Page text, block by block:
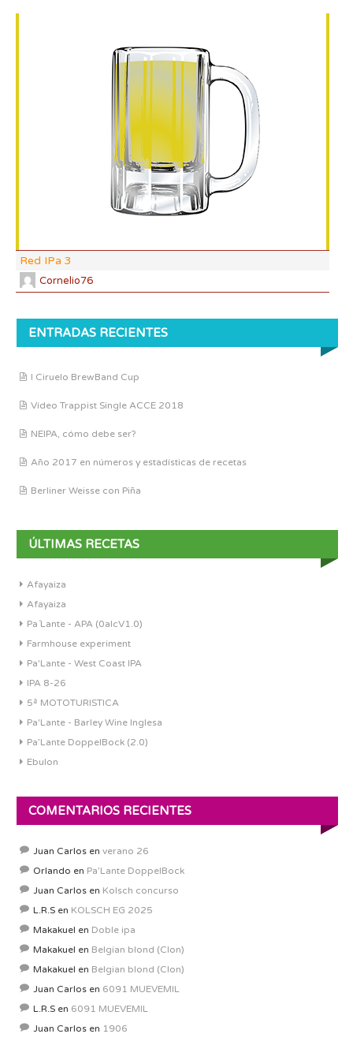
Red IPa 3
Cornelio76
ENTRADAS RECIENTES
I Ciruelo BrewBand Cup
Vídeo Trappist Single ACCE 2018
NEIPA, cómo debe ser?
Año 2017 en números y estadísticas de recetas
Berliner Weisse con Piña
ÚLTIMAS RECETAS
Afayaiza
Afayaiza
Pa´Lante - APA (0alcV1.0)
Farmhouse experiment
Pa'Lante - West Coast IPA
IPA 8-26
5ª MOTOTURISTICA
Pa'Lante - Barley Wine Inglesa
Pa’Lante DoppelBock (2.0)
Ebulon
COMENTARIOS RECIENTES
Juan Carlos en verano 26
Orlando en Pa’Lante DoppelBock
Juan Carlos en Kolsch concurso
L.R.S en KOLSCH EG 2025
Makakuel en Doble ipa
Makakuel en Belgian blond (Clon)
Makakuel en Belgian blond (Clon)
Juan Carlos en 6091 MUEVEMIL
L.R.S en 6091 MUEVEMIL
Juan Carlos en 1906